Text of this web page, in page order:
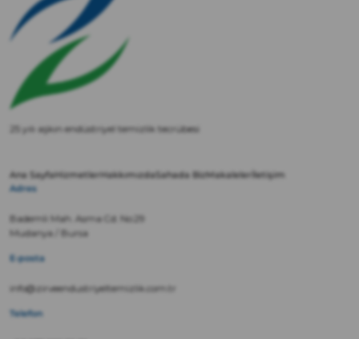
25 yılı aşkın endüstriyel temizlik tecrübesi
Ana SayfaHizmetlerHakkımızdaSahada BizMakaleler İletişim
Adres
Bademli Mah. Asma Cd. No:29
Mudanya / Bursa
E-posta
info@zirveendustriyeltemizlik.com.tr
Telefon